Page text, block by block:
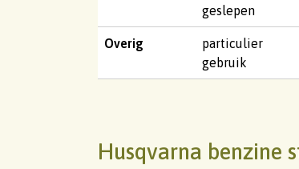
geslepen
Overig
particulier
gebruik
Husqvarna benzine